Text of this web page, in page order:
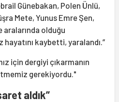
Günebakan, Polen Ünlü,
Mete, Yunus Emre Şen,
aralarında olduğu
kaybetti, yaralandı.”
için dergiyi çıkarmanın
gerekiyordu."
aldık”